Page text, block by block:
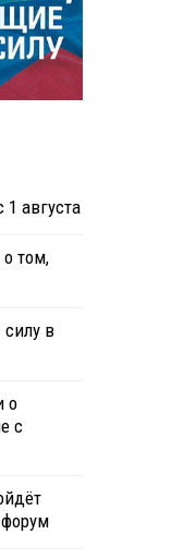
августа
том,
в
о
с